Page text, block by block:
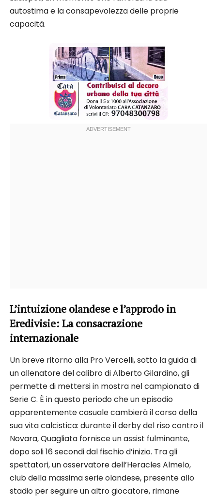
autostima e la consapevolezza delle proprie
capacità.
L’intuizione olandese e l’approdo in
Eredivisie: La consacrazione
internazionale
Un breve ritorno alla Pro Vercelli, sotto la guida di
un allenatore del calibro di Alberto Gilardino, gli
permette di mettersi in mostra nel campionato di
Serie C. È in questo periodo che un episodio
apparentemente casuale cambierà il corso della
sua vita calcistica: durante il derby del riso contro il
Novara, Quagliata fornisce un assist fulminante,
dopo soli 16 secondi dal fischio d’inizio. Tra gli
spettatori, un osservatore dell’Heracles Almelo,
club della massima serie olandese, presente allo
stadio per seguire un altro giocatore, rimane